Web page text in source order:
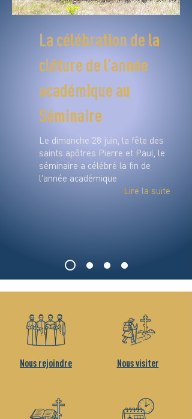
La célébration de la
clôture de l’année
académique au
Séminaire
Le dimanche 28 juin, la fête des
saints apôtres Pierre et Paul, le
séminaire a célébré la fin de
l'année académique
Lire la suite
Nous rejoindre Nous visiter